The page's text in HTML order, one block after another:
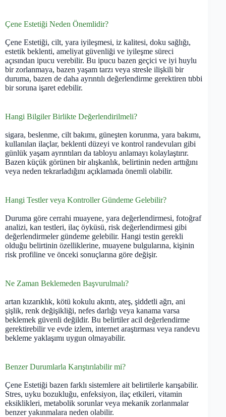
Çene Estetiği Neden Önemlidir?
Çene Estetiği, cilt, yara iyileşmesi, iz kalitesi, doku sağlığı,
estetik beklenti, ameliyat güvenliği ve iyileşme süreci
açısından ipucu verebilir. Bu ipucu bazen geçici ve iyi huylu
bir zorlanmaya, bazen yaşam tarzı veya stresle ilişkili bir
duruma, bazen de daha ayrıntılı değerlendirme gerektiren tıbbi
bir soruna işaret edebilir.
Hangi Bilgiler Birlikte Değerlendirilmeli?
sigara, beslenme, cilt bakımı, güneşten korunma, yara bakımı,
kullanılan ilaçlar, beklenti düzeyi ve kontrol randevuları gibi
günlük yaşam ayrıntıları da tabloyu anlamayı kolaylaştırır.
Bazen küçük görünen bir alışkanlık, belirtinin neden arttığını
veya neden tekrarladığını açıklamada önemli olabilir.
Hangi Testler veya Kontroller Gündeme Gelebilir?
Duruma göre cerrahi muayene, yara değerlendirmesi, fotoğraf
analizi, kan testleri, ilaç öyküsü, risk değerlendirmesi gibi
değerlendirmeler gündeme gelebilir. Hangi testin gerekli
olduğu belirtinin özelliklerine, muayene bulgularına, kişinin
risk profiline ve önceki sonuçlarına göre değişir.
Ne Zaman Beklemeden Başvurulmalı?
artan kızarıklık, kötü kokulu akıntı, ateş, şiddetli ağrı, ani
şişlik, renk değişikliği, nefes darlığı veya kanama varsa
beklemek güvenli değildir. Bu belirtiler acil değerlendirme
gerektirebilir ve evde izlem, internet araştırması veya randevu
bekleme yaklaşımı uygun olmayabilir.
Benzer Durumlarla Karıştırılabilir mi?
Çene Estetiği bazen farklı sistemlere ait belirtilerle karışabilir.
Stres, uyku bozukluğu, enfeksiyon, ilaç etkileri, vitamin
eksiklikleri, metabolik sorunlar veya mekanik zorlanmalar
benzer yakınmalara neden olabilir.